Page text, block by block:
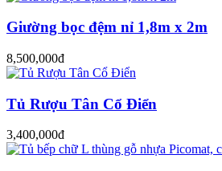
Giường bọc đệm nỉ 1,8m x 2m
8,500,000đ
Tủ Rượu Tân Cổ Điển
3,400,000đ